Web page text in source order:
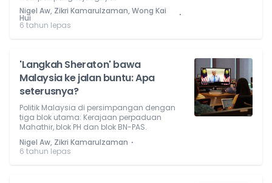
Nigel Aw, Zikri Kamarulzaman, Wong Kai
Hui ⋅
6 tahun lepas
'Langkah Sheraton' bawa
Malaysia ke jalan buntu: Apa
seterusnya?
Politik Malaysia di persimpangan dengan
tiga blok utama: Kerajaan perpaduan
Mahathir, blok PH dan blok BN-PAS.
Nigel Aw, Zikri Kamarulzaman ⋅
6 tahun lepas